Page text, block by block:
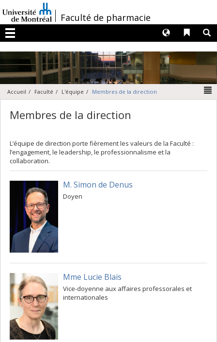
au
contenu
/Faculté de pharmacie
Menu
Liens
Langues
Accueil Faculté L'équipe Membres de la direction
Membres de la direction
L’équipe de direction porte fièrement les valeurs de la Faculté :
l’engagement, le leadership, le professionnalisme et la
collaboration.
M. Simon de Denus
Doyen
Mme Lucie Blais
Vice-doyenne aux affaires professorales et
internationales